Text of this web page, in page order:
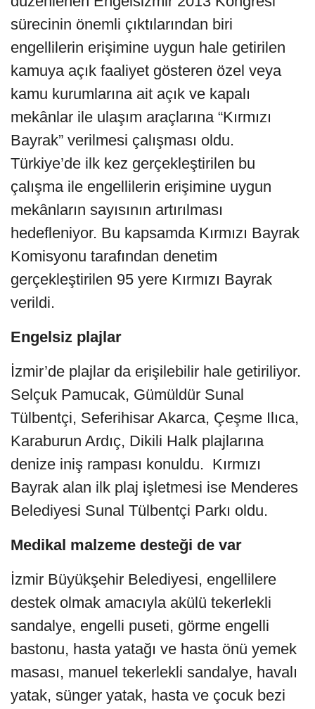
sürecinin önemli çıktılarından biri
engellilerin erişimine uygun hale getirilen
kamuya açık faaliyet gösteren özel veya
kamu kurumlarına ait açık ve kapalı
mekânlar ile ulaşım araçlarına “Kırmızı
Bayrak” verilmesi çalışması oldu.
Türkiye’de ilk kez gerçekleştirilen bu
çalışma ile engellilerin erişimine uygun
mekânların sayısının artırılması
hedefleniyor. Bu kapsamda Kırmızı Bayrak
Komisyonu tarafından denetim
gerçekleştirilen 95 yere Kırmızı Bayrak
verildi.
Engelsiz plajlar
İzmir’de plajlar da erişilebilir hale getiriliyor.
Selçuk Pamucak, Gümüldür Sunal
Tülbentçi, Seferihisar Akarca, Çeşme Ilıca,
Karaburun Ardıç, Dikili Halk plajlarına
denize iniş rampası konuldu. Kırmızı
Bayrak alan ilk plaj işletmesi ise Menderes
Belediyesi Sunal Tülbentçi Parkı oldu.
Medikal malzeme desteği de var
İzmir Büyükşehir Belediyesi, engellilere
destek olmak amacıyla akülü tekerlekli
sandalye, engelli puseti, görme engelli
bastonu, hasta yatağı ve hasta önü yemek
masası, manuel tekerlekli sandalye, havalı
yatak, sünger yatak, hasta ve çocuk bezi